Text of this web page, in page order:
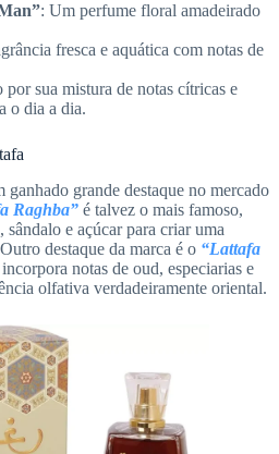
: Um perfume floral amadeirado
fresca e aquática com notas de
por sua mistura de notas cítricas e
o dia a dia.
ganhado grande destaque no mercado
Raghba” é talvez o mais famoso,
e açúcar para criar uma
destaque da marca é o “Lattafa
notas de oud, especiarias e
olfativa verdadeiramente oriental.